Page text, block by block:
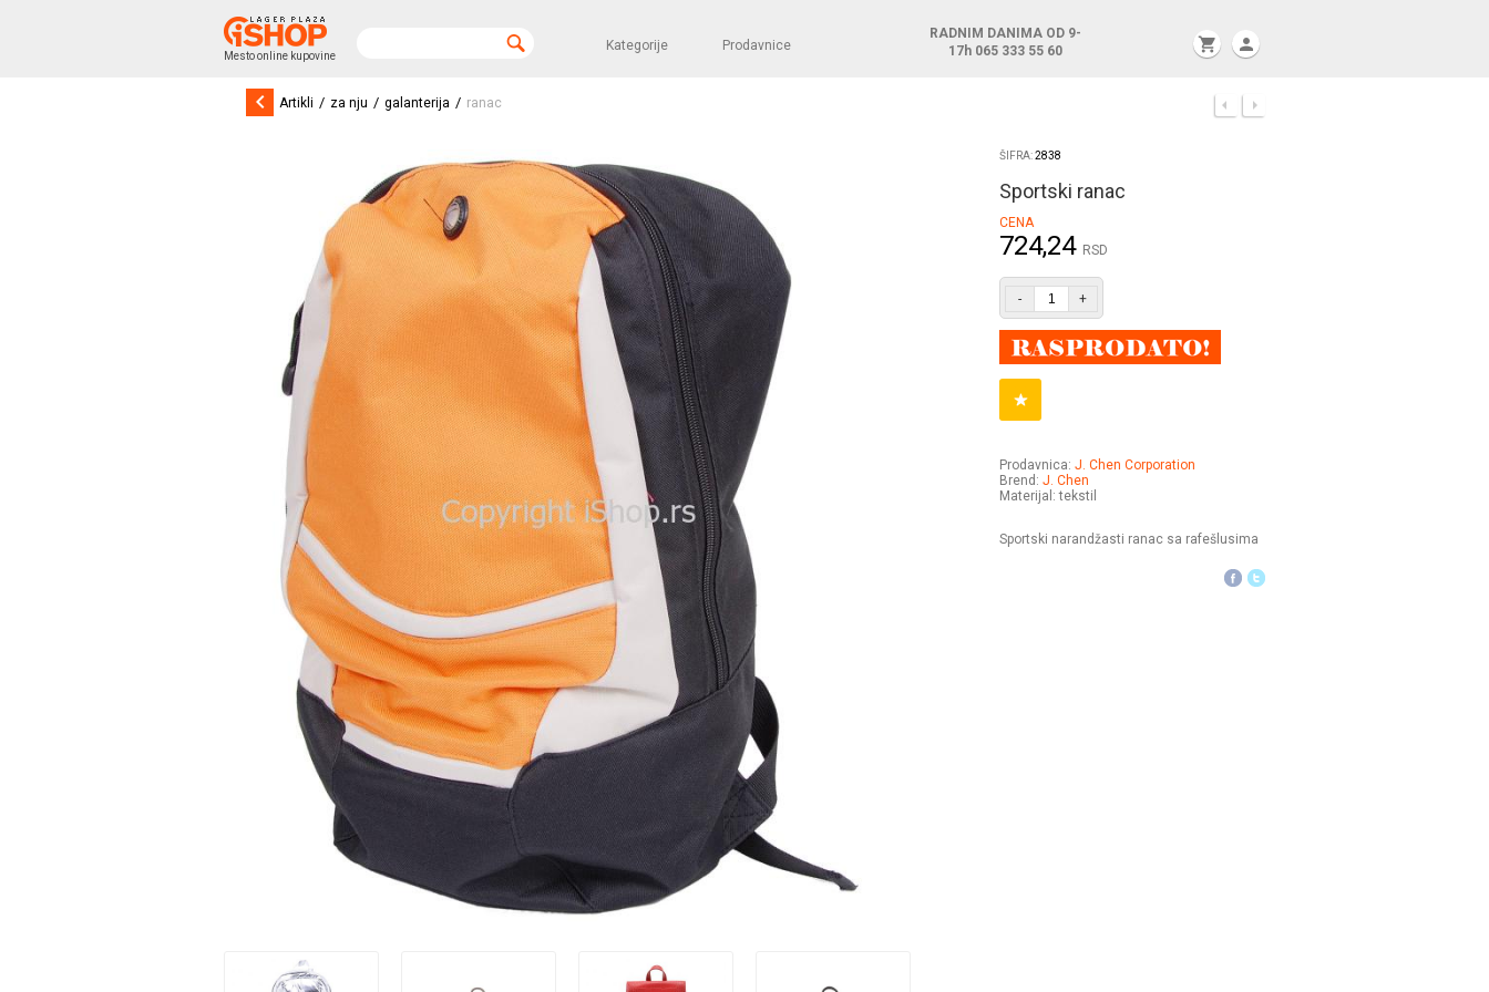
Mesto online kupovine
Kategorije Prodavnice
RADNIM DANIMA OD 9-
17h 065 333 55 60 shopping_cart person
keyboard_arrow_left Artikli / za nju / galanterija / ranac
ŠIFRA:2838
Sportski ranac
CENA
724,24 RSD
- +
Prodavnica: J. Chen Corporation
Brend: J. Chen
Materijal: tekstil
Sportski narandžasti ranac sa rafešlusima